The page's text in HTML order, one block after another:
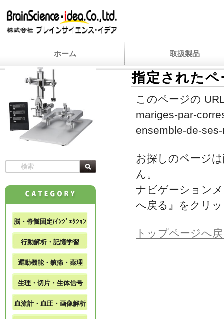
ホーム 取扱製品
指定された
このページの
mariges-par-
ensemble-de-
お探しのページ
ん。
ナビゲーション
へ戻る』をクリ
トップページへ
脳・脊髄固定/ｲﾝｼﾞｪｸｼｮﾝ
行動解析・記憶学習
運動機能・鎮痛・薬理
生理・切片・生体信号
血流計・血圧・画像解析